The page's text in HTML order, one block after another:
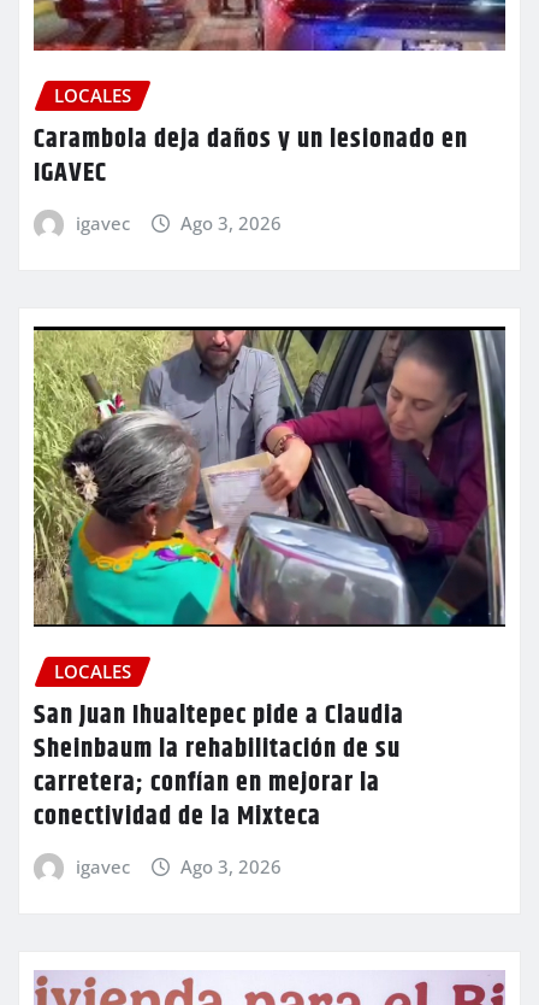
LOCALES
Carambola deja daños y un lesionado en
IGAVEC
igavec Ago 3, 2026
LOCALES
San Juan Ihualtepec pide a Claudia
Sheinbaum la rehabilitación de su
carretera; confían en mejorar la
conectividad de la Mixteca
igavec Ago 3, 2026